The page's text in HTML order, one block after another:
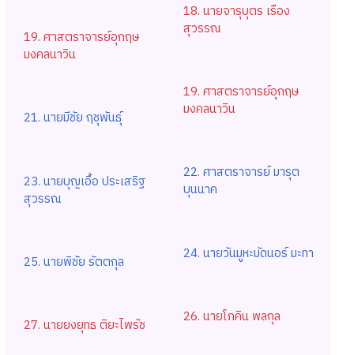
19. ศาสตราจารย์อุกฤษ
มงคลนาวิน
21. นายมีชัย ฤชุพันธ์ุ
23. นายบุญเอื้อ ประเสริฐ
สุวรรณ
25. นายพิชัย รัตตกุล
27. นายยงยุทธ ติยะไพรัช
18. นายจารุบุตร เรือง
สุวรรณ
19. ศาสตราจารย์อุกฤษ
มงคลนาวิน
22. ศาสตราจารย์ มารุต
บุนนาค
24. นายวันมูหะมัดนอร์ มะทา
26. นายโภคิน พลกุล